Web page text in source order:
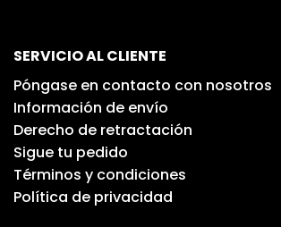
SERVICIO AL CLIENTE
Póngase en contacto con nosotros
Información de envío
Derecho de retractación
Sigue tu pedido
Términos y condiciones
Política de privacidad